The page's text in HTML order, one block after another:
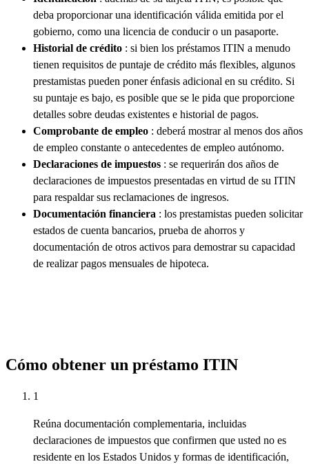
deba proporcionar una identificación válida emitida por el
gobierno, como una licencia de conducir o un pasaporte.
Historial de crédito : si bien los préstamos ITIN a menudo
tienen requisitos de puntaje de crédito más flexibles, algunos
prestamistas pueden poner énfasis adicional en su crédito. Si
su puntaje es bajo, es posible que se le pida que proporcione
detalles sobre deudas existentes e historial de pagos.
Comprobante de empleo : deberá mostrar al menos dos años
de empleo constante o antecedentes de empleo autónomo.
Declaraciones de impuestos : se requerirán dos años de
declaraciones de impuestos presentadas en virtud de su ITIN
para respaldar sus reclamaciones de ingresos.
Documentación financiera : los prestamistas pueden solicitar
estados de cuenta bancarios, prueba de ahorros y
documentación de otros activos para demostrar su capacidad
de realizar pagos mensuales de hipoteca.
Cómo obtener un préstamo ITIN
1
Reúna documentación complementaria, incluidas
declaraciones de impuestos que confirmen que usted no es
residente en los Estados Unidos y formas de identificación,